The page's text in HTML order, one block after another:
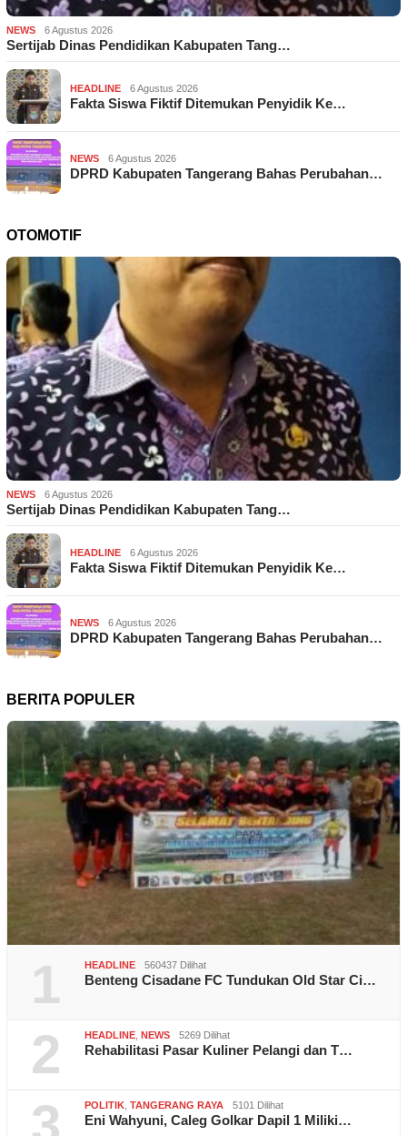
NEWS 6 Agustus 2026
Sertijab Dinas Pendidikan Kabupaten Tang…
HEADLINE 6 Agustus 2026
Fakta Siswa Fiktif Ditemukan Penyidik Ke…
NEWS 6 Agustus 2026
DPRD Kabupaten Tangerang Bahas Perubahan…
OTOMOTIF
NEWS 6 Agustus 2026
Sertijab Dinas Pendidikan Kabupaten Tang…
HEADLINE 6 Agustus 2026
Fakta Siswa Fiktif Ditemukan Penyidik Ke…
NEWS 6 Agustus 2026
DPRD Kabupaten Tangerang Bahas Perubahan…
BERITA POPULER
1 HEADLINE 560437 Dilihat
Benteng Cisadane FC Tundukan Old Star Ci…
2 HEADLINE NEWS 5269 Dilihat
Rehabilitasi Pasar Kuliner Pelangi dan T…
POLITIK TANGERANG RAYA 5101 Dilihat
Eni Wahyuni, Caleg Golkar Dapil 1 Miliki…